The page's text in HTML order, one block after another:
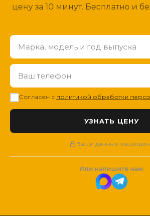
цену за 10 минут. Бесплатно и
Согласен с политикой обработки
Ваши данные
Или напишите нам: